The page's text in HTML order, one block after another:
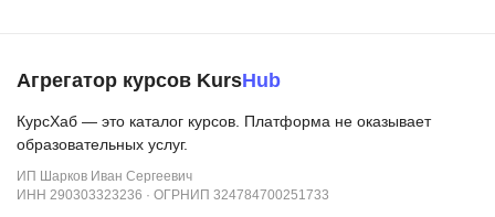
Агрегатор курсов KursHub
КурсХаб — это каталог курсов. Платформа не оказывает
образовательных услуг.
ИП Шарков Иван Сергеевич
ИНН 290303323236 · ОГРНИП 324784700251733